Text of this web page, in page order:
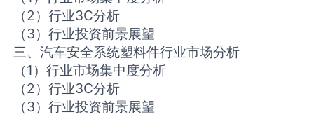
（2）行业3C分析
（3）行业投资前景展望
三、汽车安全系统塑料件行业市场分析
（1）行业市场集中度分析
（2）行业3C分析
（3）行业投资前景展望